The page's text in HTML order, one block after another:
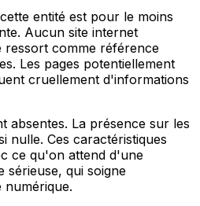
entité est pour le moins
Aucun site internet
ressort comme référence
Les pages potentiellement
cruellement d'informations
absentes. La présence sur les
nulle. Ces caractéristiques
ce qu'on attend d'une
qui soigne
numérique.